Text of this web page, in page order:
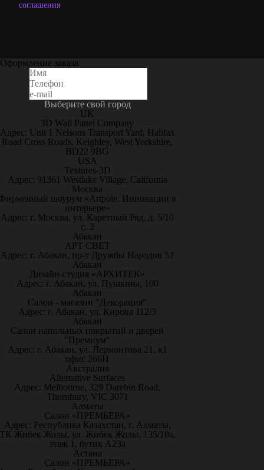
соглашения
Оформление заказа
Выберите свой город
UK
3D Wall Panel Company
Адрес: Unit 1 Nelsons Transport Yard, Halifax
Road Cross Roads, Keighley, West Yorkshire,
BD22 9BG
USA
Textures-3D
Адрес: 91361 Westlake Village, California
Москва
шоурум «Artpole. Инновации в
интерьере»
Адрес: г. Москва, ул. Каретный Ряд, д. 5/10
с. 2
Абакан
АРТ СВЕТ
Адрес: г. Абакан, пр-т Дружбы Народов 52
Абакан
Дизайн-студия «АРХИТЕК»
Адрес: г. Абакан, ул. Пушкина, 100
Абакан
Салон - магазин "Декорация"
Адрес: г. Абакан, ул. Кирова 112/3
Абакан
Салон напольных покрытий и дверей
"Премиум"
Адрес: г. Абакан, ул. Лермонтова 21, к1
офис 266Н
Австралия
Alternative Surfaces
Адрес: Melbourne, 329 Darebin Road,
Thornbury, VIC 3071
Алматы
Салон «ПРЕМЬЕРА»
Адрес: Республика Казахстан, г. Алматы,
Жибек Жолы, ул. Жибек Жолы, 135/10а,
этаж 1, бутик А23а
Астана
Салон «ПРЕМЬЕРА»